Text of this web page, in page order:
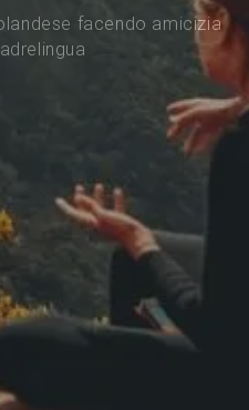
facendo amicizia